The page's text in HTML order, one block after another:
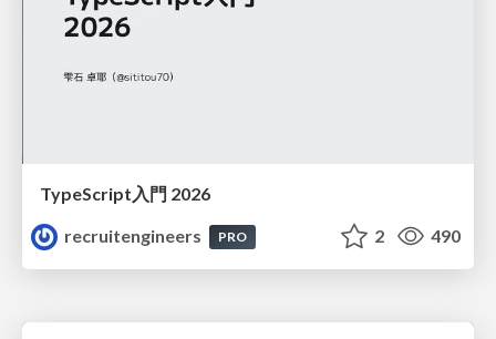
TypeScript入門 2026
recruitengineers
PRO 2 490